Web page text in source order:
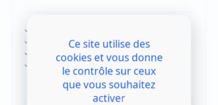
Copias de seguridad regulares
Monitorización de seguridad y antispam
Restauración en caso de caída
Ce site utilise des
cookies et vous donne
le contrôle sur ceux
que vous souhaitez
activer